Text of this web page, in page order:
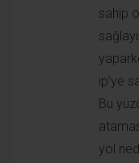
Bu yüzden iki
yapmak için
Yazınızdaki
tanımlaması
ayarlar da
Misal farklı
bunlardan biri